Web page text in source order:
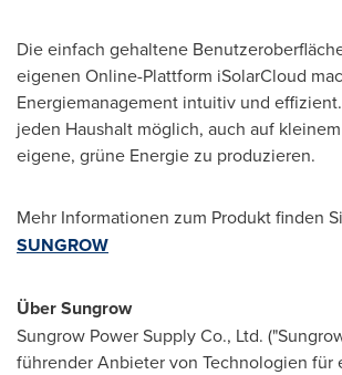
Die einfach gehaltene
eigenen Online-Plattform iSolarCloud
Energiemanagement intuitiv und
jeden Haushalt möglich, auch auf
eigene, grüne Energie zu produzieren.
Mehr Informationen zum Produkt finden
SUNGROW
Über Sungrow
Sungrow Power Supply Co., Ltd.
führender Anbieter von Technologien für